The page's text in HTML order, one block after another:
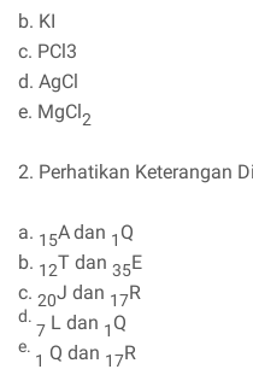
b. KI
c. PCl3
d. AgCl
e. MgCl2
2. Perhatikan Keterangan
a. 15Adan 1 Q
b. 12T dan 35E
c. 20J dan 17R
d.
7 L dan 1 Q
e.
1 Q dan 17R